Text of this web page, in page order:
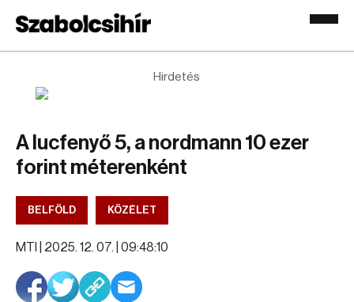
Hirdetés
A lucfenyő 5, a nordmann 10 ezer
forint méterenként
BELFÖLD KÖZÉLET
MTI | 2025. 12. 07. | 09:48:10